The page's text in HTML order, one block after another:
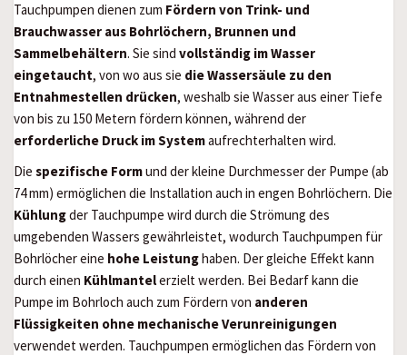
Tauchpumpen dienen zum Fördern von Trink- und
Brauchwasser aus Bohrlöchern, Brunnen und
Sammelbehältern. Sie sind vollständig im Wasser
eingetaucht, von wo aus sie die Wassersäule zu den
Entnahmestellen drücken, weshalb sie Wasser aus einer Tiefe
von bis zu 150 Metern fördern können, während der
erforderliche Druck im Systemaufrechterhalten wird.
Die spezifische Formund der kleine Durchmesser der Pumpe (ab
74 mm) ermöglichen die Installation auch in engen Bohrlöchern. Die
Kühlungder Tauchpumpe wird durch die Strömung des
umgebenden Wassers gewährleistet, wodurch Tauchpumpen für
Bohrlöcher eine hohe Leistunghaben. Der gleiche Effekt kann
durch einen Kühlmantelerzielt werden. Bei Bedarf kann die
Pumpe im Bohrloch auch zum Fördern von anderen
Flüssigkeiten ohne mechanische Verunreinigungen
verwendet werden. Tauchpumpen ermöglichen das Fördern von